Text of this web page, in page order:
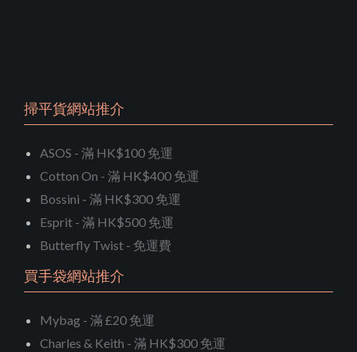
掃平貨網站推介
ASOS - 滿 HK$100 免運
Cotton On - 滿 HK$400 免運
Bossini - 滿 HK$300 免運
Esprit - 滿 HK$500 免運
Butterfly Twist - 免運費
買手袋網站推介
Mybag - 滿 £20 免運
Charles & Keith - 滿 HK$300 免運